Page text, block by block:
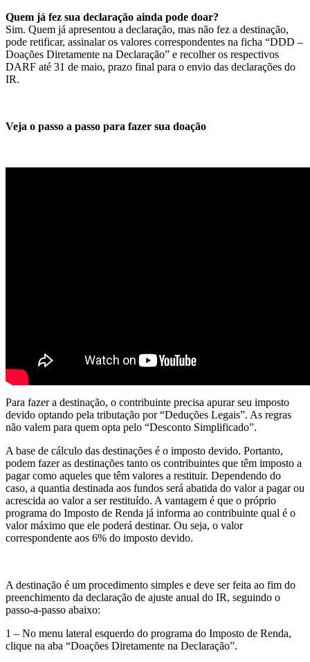
Quem já fez sua declaração ainda pode doar?
Sim. Quem já apresentou a declaração, mas não fez a destinação,
pode retificar, assinalar os valores correspondentes na ficha “DDD –
Doações Diretamente na Declaração” e recolher os respectivos
DARF até 31 de maio, prazo final para o envio das declarações do
IR.
Veja o passo a passo para fazer sua doação
Para fazer a destinação, o contribuinte precisa apurar seu imposto
devido optando pela tributação por “Deduções Legais”. As regras
não valem para quem opta pelo “Desconto Simplificado”.
A base de cálculo das destinações é o imposto devido. Portanto,
podem fazer as destinações tanto os contribuintes que têm imposto a
pagar como aqueles que têm valores a restituir. Dependendo do
caso, a quantia destinada aos fundos será abatida do valor a pagar ou
acrescida ao valor a ser restituído. A vantagem é que o próprio
programa do Imposto de Renda já informa ao contribuinte qual é o
valor máximo que ele poderá destinar. Ou seja, o valor
correspondente aos 6% do imposto devido.
A destinação é um procedimento simples e deve ser feita ao fim do
preenchimento da declaração de ajuste anual do IR, seguindo o
passo-a-passo abaixo:
1 – No menu lateral esquerdo do programa do Imposto de Renda,
clique na aba “Doações Diretamente na Declaração”.